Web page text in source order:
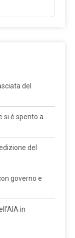
del
si è spento a
del
governo e
in